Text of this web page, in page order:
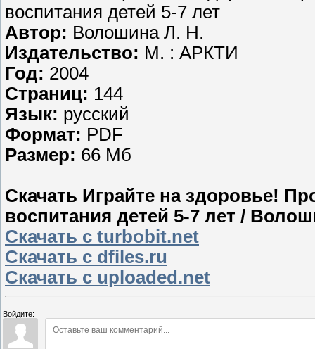
воспитания детей 5-7 лет
Автор: Волошина Л. Н.
Издательство: М. : АРКТИ
Год: 2004
Страниц: 144
Язык: русский
Формат: PDF
Размер: 66 Мб
Скачать Играйте на здоровье!
воспитания детей 5-7 лет /
Скачать с turbobit.net
Скачать с dfiles.ru
Скачать с uploaded.net
Войдите: